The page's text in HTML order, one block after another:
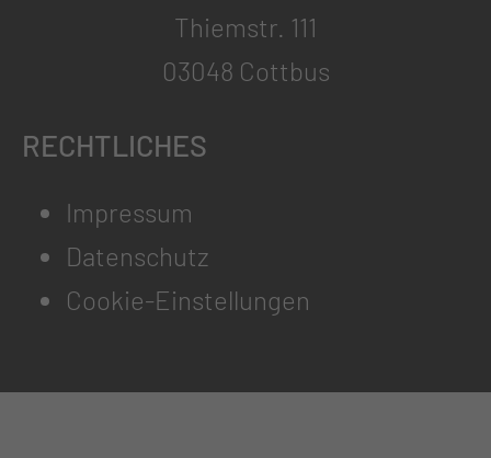
Thiemstr. 111
03048 Cottbus
RECHTLICHES
Impressum
Datenschutz
Cookie-Einstellungen